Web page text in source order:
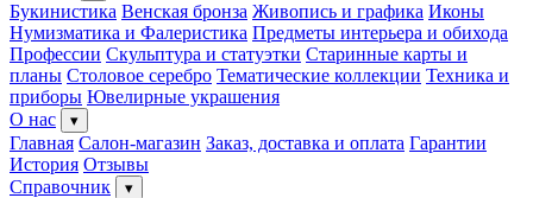
Букинистика Венская бронза Живопись и графика Иконы
Нумизматика и Фалеристика Предметы интерьера и обихода
Профессии Скульптура и статуэтки Старинные карты и
планы Столовое серебро Тематические коллекции Техника и
приборы Ювелирные украшения
О нас
▾
Главная Салон-магазин Заказ, доставка и оплата Гарантии
История Отзывы
Справочник
▾